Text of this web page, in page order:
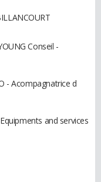
Conseil -
- Acompagnatrice d
and services